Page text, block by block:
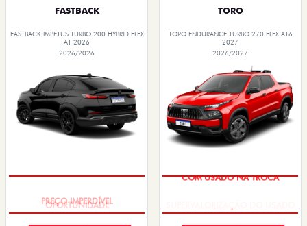
FASTBACK
FASTBACK IMPETUS TURBO 200 HYBRID FLEX
AT 2026
2026/2026
TORO
TORO ENDURANCE TURBO 270 FLEX AT6
2027
2026/2027
COM USADO NA TROCA